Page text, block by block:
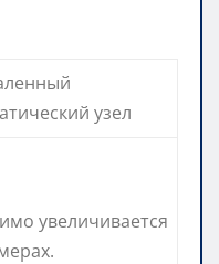
узел
увеличивается